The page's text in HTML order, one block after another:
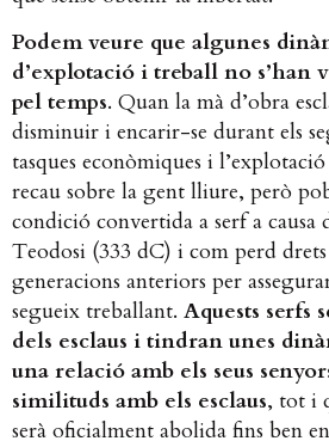
Podem veure que algunes
d’explotació i treball no s’han
pel temps​. Quan la mà d’obra
disminuir i encarir-se durant els
tasques econòmiques i
recau sobre la gent lliure, però
condició convertida a serf a causa
Teodosi (333 dC) i com perd drets
generacions anteriors per
segueix treballant. ​ Aquests serfs
dels esclaus i tindran unes
una relació amb els seus
similituds amb els esclaus​, tot i
serà oficialment abolida fins ben